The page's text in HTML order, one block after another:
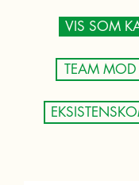
VIS SOM
TEAM MOD